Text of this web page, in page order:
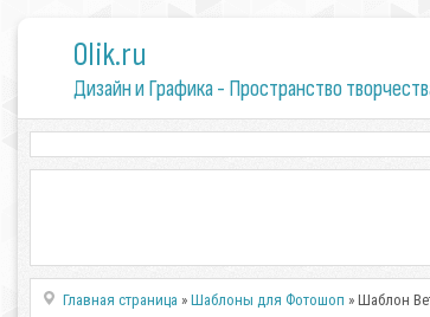
0lik.ru
Дизайн и Графика - Пространство
Главная страница »Шаблоны для Фотошоп » Шаблон